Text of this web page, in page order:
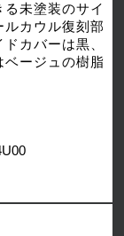
る未塗装のサイ
ルカウル復刻部
カバーは黒、
ベージュの樹脂